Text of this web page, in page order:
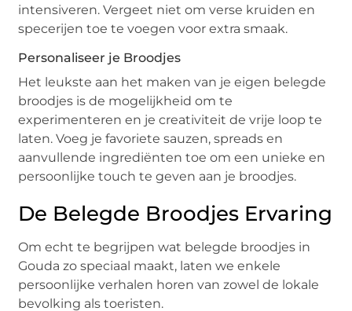
intensiveren. Vergeet niet om verse kruiden en
specerijen toe te voegen voor extra smaak.
Personaliseer je Broodjes
Het leukste aan het maken van je eigen belegde
broodjes is de mogelijkheid om te
experimenteren en je creativiteit de vrije loop te
laten. Voeg je favoriete sauzen, spreads en
aanvullende ingrediënten toe om een unieke en
persoonlijke touch te geven aan je broodjes.
De Belegde Broodjes Ervaring
Om echt te begrijpen wat belegde broodjes in
Gouda zo speciaal maakt, laten we enkele
persoonlijke verhalen horen van zowel de lokale
bevolking als toeristen.